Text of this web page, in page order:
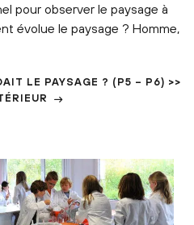
pour observer le paysage à
évolue le paysage ? Homme,
LE PAYSAGE ? (P5 – P6) >>